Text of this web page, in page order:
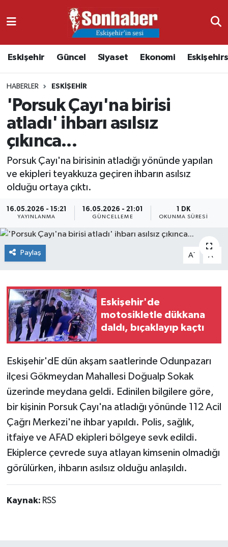
Eskişehir Güncel Siyaset Ekonomi
HABERLER ESKIŞEHIR
'Porsuk Çayı'na birisi
atladı' ihbarı asılsız
çıkınca...
Porsuk Çayı'na birisinin atladığı yönünde yapılan
ve ekipleri teyakkuza geçiren ihbarın asılsız
olduğu ortaya çıktı.
16.05.2026 - 15:21
YAYINLANMA
16.05.2026 - 21:01
GÜNCELLEME
1 DK
OKUNMA SÜRESI
Paylaş A- A
Eskişehir'de
motosikletle dükkana
daldı, bıçaklayıp kaçtı
Eskişehir'dE dün akşam saatlerinde Odunpazarı
ilçesi Gökmeydan Mahallesi Doğualp Sokak
üzerinde meydana geldi. Edinilen bilgilere göre,
bir kişinin Porsuk Çayı'na atladığı yönünde 112 Acil
Çağrı Merkezi'ne ihbar yapıldı. Polis, sağlık,
itfaiye ve AFAD ekipleri bölgeye sevk edildi.
Ekiplerce çevrede suya atlayan kimsenin olmadığı
görülürken, ihbarın asılsız olduğu anlaşıldı.
Kaynak: RSS
Ekonomi
Güncel
Kültür & Sanat
Magazin
Resmi İlanlar
Sağlık
Siyaset
Nöbetçi Eczaneler
Namaz Vakitleri
Trafik Durumu
Süper Lig Puan Durumu ve Fikstür
Tüm Manşetler
Son Dakika Haberleri
Haber Arşivi